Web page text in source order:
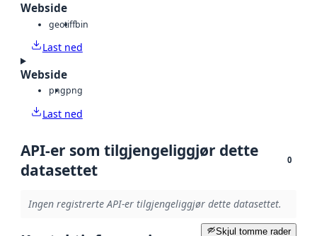
Webside
geotiffbin
Last ned
Webside
pngpng
Last ned
API-er som tilgjengeliggjør dette
datasettet
0
Ingen registrerte API-er tilgjengeliggjør dette datasettet.
Skjul tomme rader